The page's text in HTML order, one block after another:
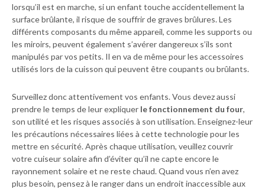
lorsqu’il est en marche, si un enfant touche accidentellement la
surface brûlante, il risque de souffrir de graves brûlures. Les
différents composants du même appareil, comme les supports ou
les miroirs, peuvent également s’avérer dangereux s’ils sont
manipulés par vos petits. Il en va de même pour les accessoires
utilisés lors de la cuisson qui peuvent être coupants ou brûlants.
Surveillez donc attentivement vos enfants. Vous devez aussi
prendre le temps de leur expliquer le fonctionnement du four,
son utilité et les risques associés à son utilisation. Enseignez-leur
les précautions nécessaires liées à cette technologie pour les
mettre en sécurité. Après chaque utilisation, veuillez couvrir
votre cuiseur solaire afin d’éviter qu’il ne capte encore le
rayonnement solaire et ne reste chaud. Quand vous n’en avez
plus besoin, pensez à le ranger dans un endroit inaccessible aux